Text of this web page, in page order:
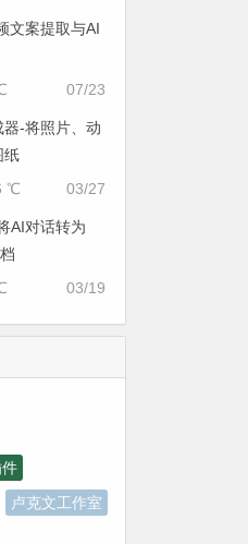
文案提取与AI
07/23
-将照片、动
纸
03/27
℃
AI对话转为
03/19
卢克文工作室